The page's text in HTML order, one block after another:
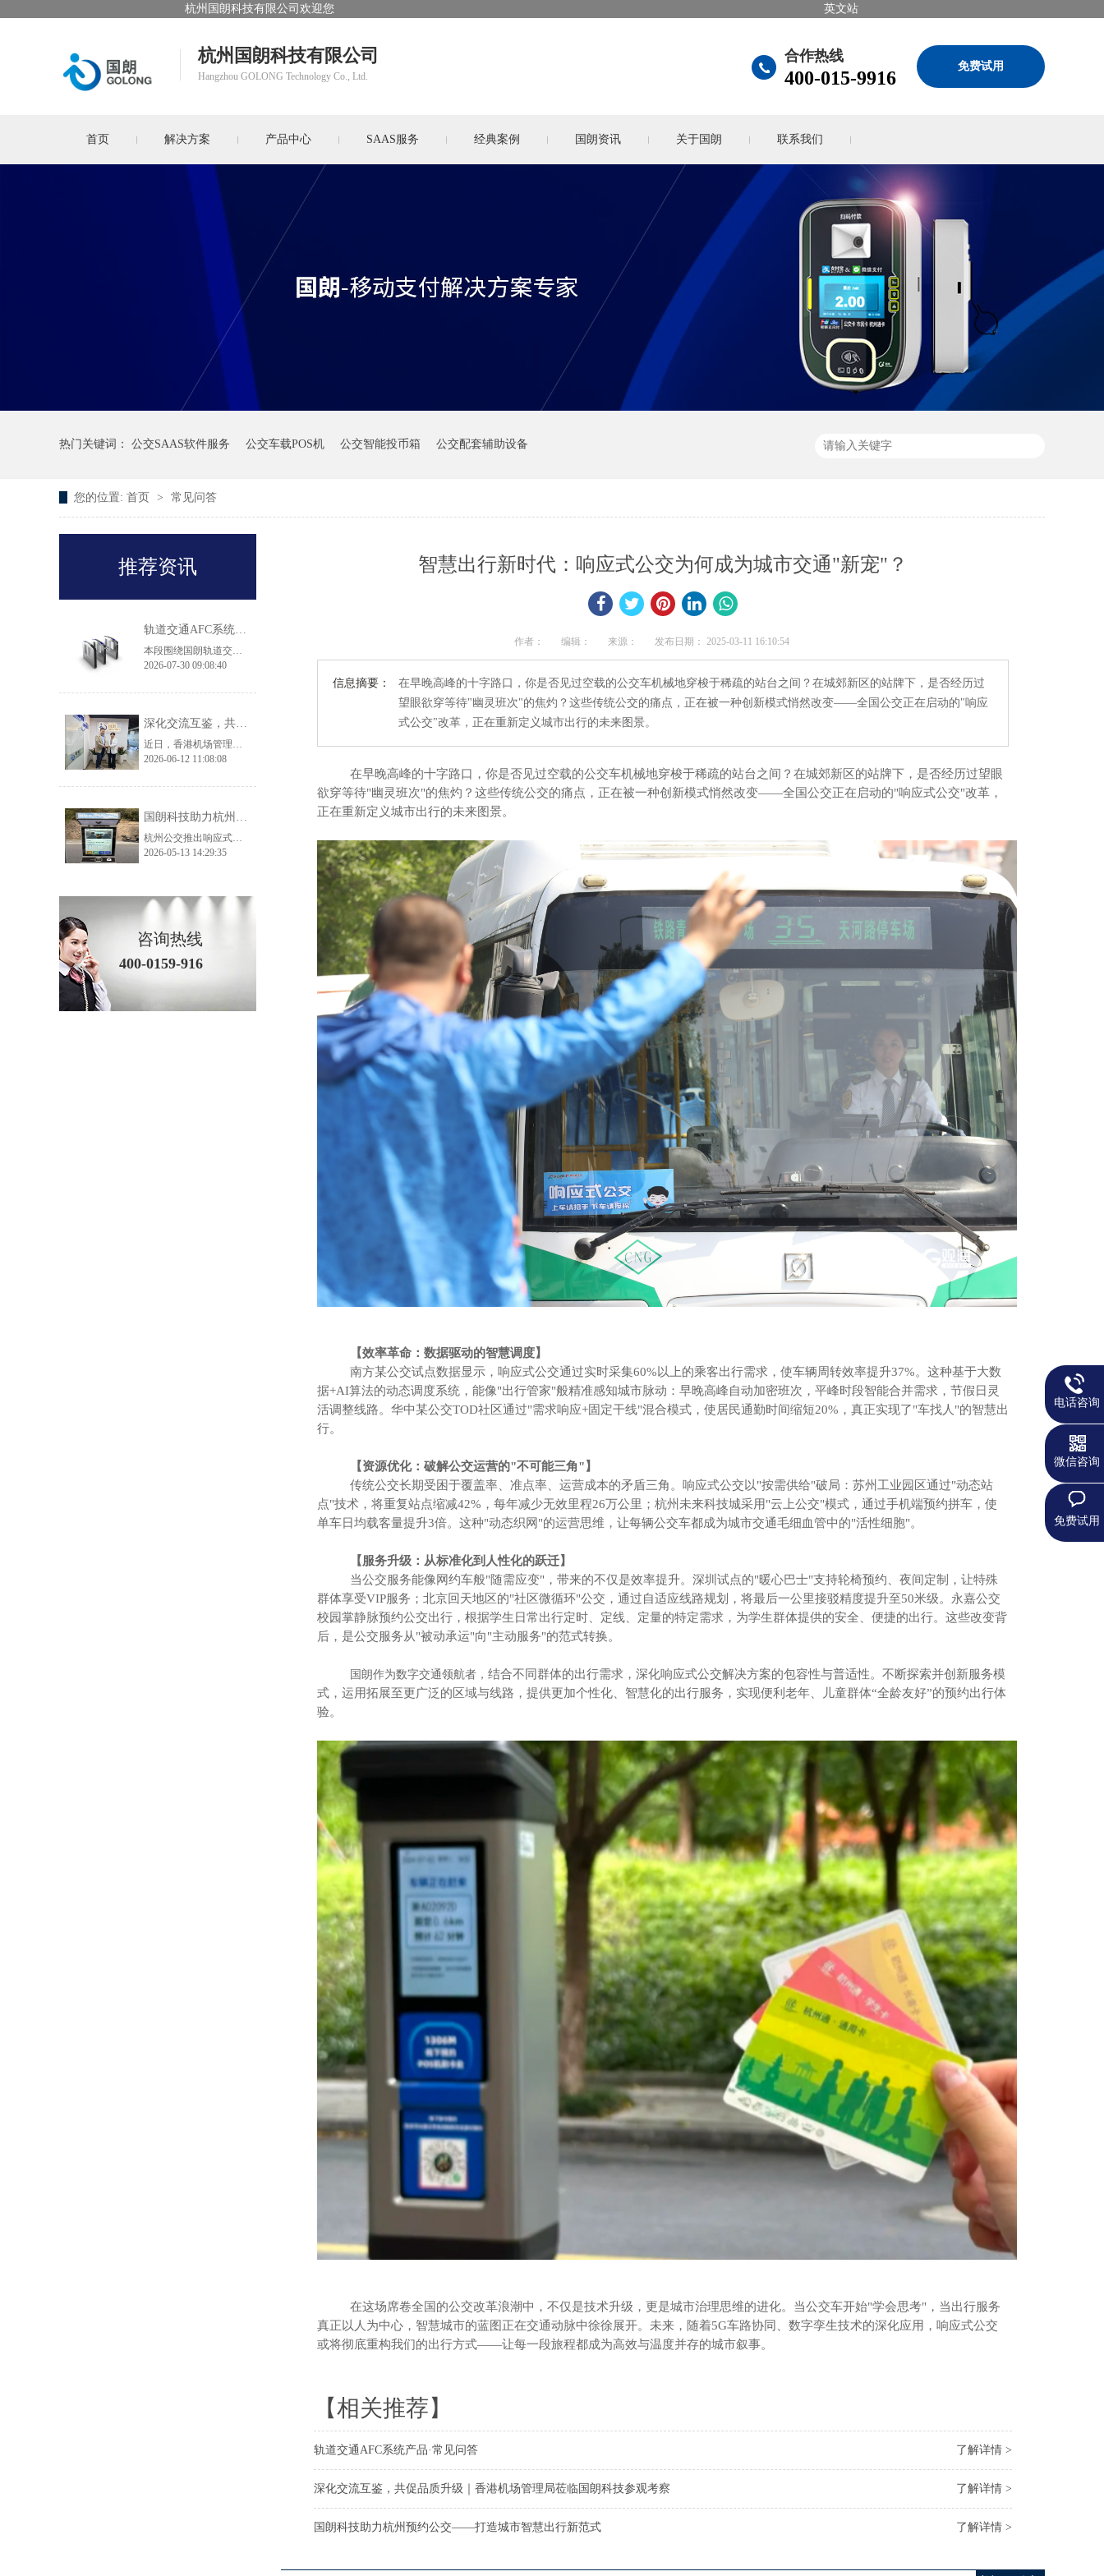
杭州国朗科技有限公司欢迎您 英文站
杭州国朗科技有限公司
Hangzhou GOLONG Technology Co., Ltd.
免费试用
合作热线
400-015-9916
首页 解决方案 产品中心 SAAS服务 经典案例 国朗资讯 关于国朗 联系我们
热门关键词： 公交SAAS软件服务 公交车载POS机 公交智能投币箱 公交配套辅助设备
您的位置: 首页 > 常见问答
智慧出行新时代：响应式公交为何成为城市交通"新宠"？
作者： 编辑： 来源： 发布日期： 2025-03-11 16:10:54
信息摘要：
在早晚高峰的十字路口，你是否见过空载的公交车机械地穿梭于稀疏的站台之间？在城郊新区的站牌下，是否经历过
望眼欲穿等待"幽灵班次"的焦灼？这些传统公交的痛点，正在被一种创新模式悄然改变——全国公交正在启动的"响应
式公交"改革，正在重新定义城市出行的未来图景。
在早晚高峰的十字路口，你是否见过空载的公交车机械地穿梭于稀疏的站台之间？在城郊新区的站牌下，是否经历过望眼
欲穿等待"幽灵班次"的焦灼？这些传统公交的痛点，正在被一种创新模式悄然改变——全国公交正在启动的"响应式公交"改革，
正在重新定义城市出行的未来图景。
【效率革命：数据驱动的智慧调度】
南方某公交试点数据显示，响应式公交通过实时采集60%以上的乘客出行需求，使车辆周转效率提升37%。这种基于大数
据+AI算法的动态调度系统，能像"出行管家"般精准感知城市脉动：早晚高峰自动加密班次，平峰时段智能合并需求，节假日灵
活调整线路。华中某公交TOD社区通过"需求响应+固定干线"混合模式，使居民通勤时间缩短20%，真正实现了"车找人"的智慧出
行。
【资源优化：破解公交运营的"不可能三角"】
传统公交长期受困于覆盖率、准点率、运营成本的矛盾三角。响应式公交以"按需供给"破局：苏州工业园区通过"动态站
点"技术，将重复站点缩减42%，每年减少无效里程26万公里；杭州未来科技城采用"云上公交"模式，通过手机端预约拼车，使
单车日均载客量提升3倍。这种"动态织网"的运营思维，让每辆公交车都成为城市交通毛细血管中的"活性细胞"。
【服务升级：从标准化到人性化的跃迁】
当公交服务能像网约车般"随需应变"，带来的不仅是效率提升。深圳试点的"暖心巴士"支持轮椅预约、夜间定制，让特殊
群体享受VIP服务；北京回天地区的"社区微循环"公交，通过自适应线路规划，将最后一公里接驳精度提升至50米级。永嘉公交
校园掌静脉预约公交出行， 根据学生日常出行定时、定线、定量的特定需求，为学生群体提供的安全、便捷的出行。 这些改变背
后，是公交服务从"被动承运"向"主动服务"的范式转换。
国朗作为数字交通领航者， 结合不同群体的出行需求，深化响应式公交解决方案的包容性与普适性。不断探索并创新服务模
式，运用拓展至更广泛的区域与线路，提供更加个性化、智慧化的出行服务 ，实现便利老年、儿童群体“全龄友好”的预约出行体
验。
在这场席卷全国的公交改革浪潮中，不仅是技术升级，更是城市治理思维的进化。当公交车开始"学会思考"，当出行服务
真正以人为中心，智慧城市的蓝图正在交通动脉中徐徐展开。未来，随着5G车路协同、数字孪生技术的深化应用，响应式公交
或将彻底重构我们的出行方式——让每一段旅程都成为高效与温度并存的城市叙事。
【相关推荐】
了解详情 >
轨道交通AFC系统产品·常见问答
了解详情 >
深化交流互鉴，共促品质升级｜香港机场管理局莅临国朗科技参观考察
了解详情 >
国朗科技助力杭州预约公交——打造城市智慧出行新范式
推荐资讯
轨道交通AFC系统产品·常见问答
本段围绕国朗轨道交通 AFC 闸机、自助售票机选型常见问题作出解答：翼闸适配高客流地铁换乘大站，拍打门机身轻薄，适用于客流平缓线路及实名制核验场景；43 寸大屏 TVM 售票机兼容境内外多种支付方式，可落地跨境交通枢纽项目；无障碍通行无需单独采购设备，直接选用原厂 900mm 加宽通道闸机即可满足轮椅、大件行李通行规范，两款闸机都具备消防、断电自动放行的安全配置。
2026-07-30 09:08:40
深化交流互鉴，共促品质升级｜香港机场管理局莅临国朗科技参观考察
近日，香港机场管理局考察团一行莅临国朗科技开展实地参观考察与深度交流，公司核心管理层及相关业务、技术负责人全程陪同接待。考察团先后走进公司生产加工厂、总部办公及产品展示中心，全方位、多角度调研公司生产实力、品控体系与核心产品体系，为双方后续深化交流、探索合作契机奠定了坚实基础。 考察首站，香港机场管理局考察团深入国朗科技加工厂生产一线，实地走访生产车间、工艺加工区、品质检测区等核心区域。在参观过
2026-06-12 11:08:08
国朗科技助力杭州预约公交——打造城市智慧出行新范式
杭州公交推出响应式智慧出行方案，通过AI调度和分时运营解决运力不足与空驶问题，实现高效、便捷、全龄友好的城市出行。
2026-05-13 14:29:35
咨询热线
400-0159-916
电话咨询
微信咨询
免费试用